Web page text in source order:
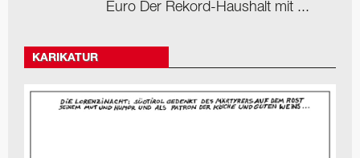
Euro Der Rekord-Haushalt mit ...
KARIKATUR